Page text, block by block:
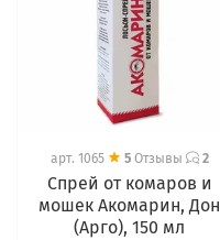
арт. 1065 5Отзывы 2
Спрей от комаров и
мошек Акомарин, Дон
(Арго), 150 мл